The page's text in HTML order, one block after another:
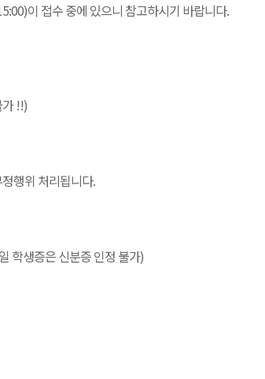
이 접수 중에 있으니 참고하시기 바랍니다.
!!)
행위 처리됩니다.
학생증은 신분증 인정 불가)